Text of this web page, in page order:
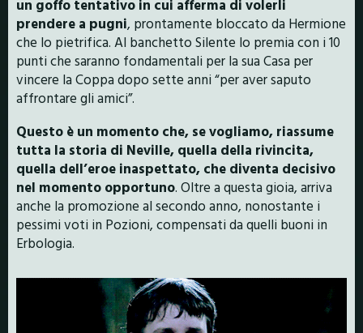
un goffo tentativo in cui afferma di volerli
prendere a pugni, prontamente bloccato da Hermione
che lo pietrifica. Al banchetto Silente lo premia con i 10
punti che saranno fondamentali per la sua Casa per
vincere la Coppa dopo sette anni “per aver saputo
affrontare gli amici”.
Questo è un momento che, se vogliamo, riassume
tutta la storia di Neville, quella della rivincita,
quella dell’eroe inaspettato, che diventa decisivo
nel momento opportuno. Oltre a questa gioia, arriva
anche la promozione al secondo anno, nonostante i
pessimi voti in Pozioni, compensati da quelli buoni in
Erbologia.